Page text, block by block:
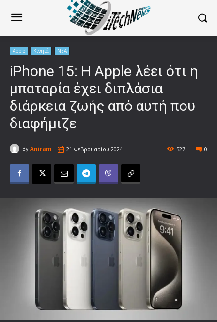
Apple Κινητά ΝΕΑ
iPhone 15: Η Apple λέει ότι η
μπαταρία έχει διπλάσια
διάρκεια ζωής από αυτή που
διαφήμιζε
By Aniram 21 Φεβρουαρίου 2024 0
527